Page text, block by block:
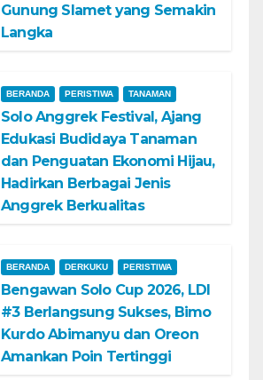
Gunung Slamet yang Semakin
Langka
BERANDA PERISTIWA TANAMAN
Solo Anggrek Festival, Ajang
Edukasi Budidaya Tanaman
dan Penguatan Ekonomi Hijau,
Hadirkan Berbagai Jenis
Anggrek Berkualitas
BERANDA DERKUKU PERISTIWA
Bengawan Solo Cup 2026, LDI
#3 Berlangsung Sukses, Bimo
Kurdo Abimanyu dan Oreon
Amankan Poin Tertinggi